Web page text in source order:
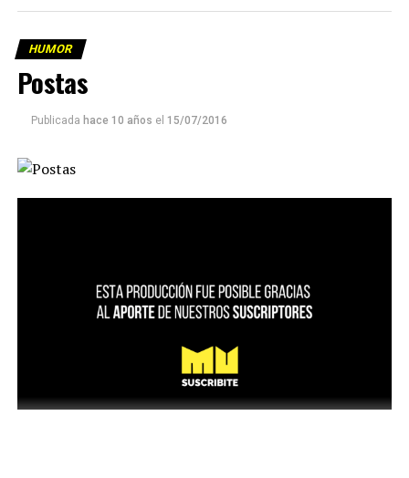
HUMOR
Postas
Publicada hace 10 años el 15/07/2016